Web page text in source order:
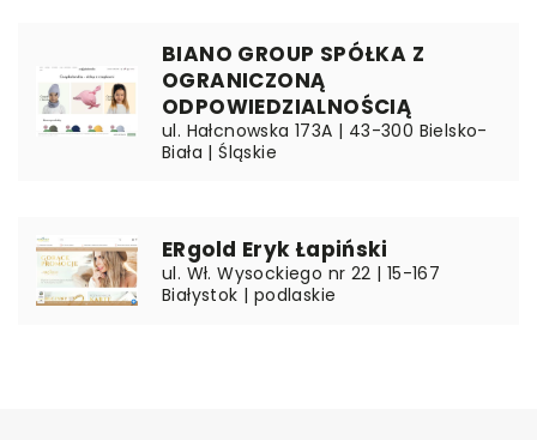
BIANO GROUP SPÓŁKA Z
OGRANICZONĄ
ODPOWIEDZIALNOŚCIĄ
ul. Hałcnowska 173A | 43-300 Bielsko-
Biała | Śląskie
ERgold Eryk Łapiński
ul. Wł. Wysockiego nr 22 | 15-167
Białystok | podlaskie